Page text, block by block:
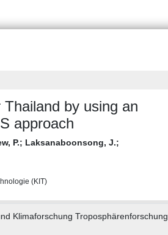
by using an
approach
P.; Laksanaboonsong, J.;
(KIT)
Klimaforschung Troposphärenforschung